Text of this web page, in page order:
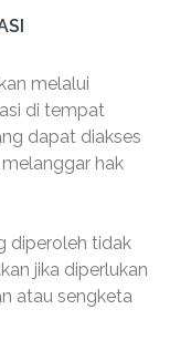
melalui
di tempat
dapat diakses
hak
diperoleh tidak
jika diperlukan
atau sengketa